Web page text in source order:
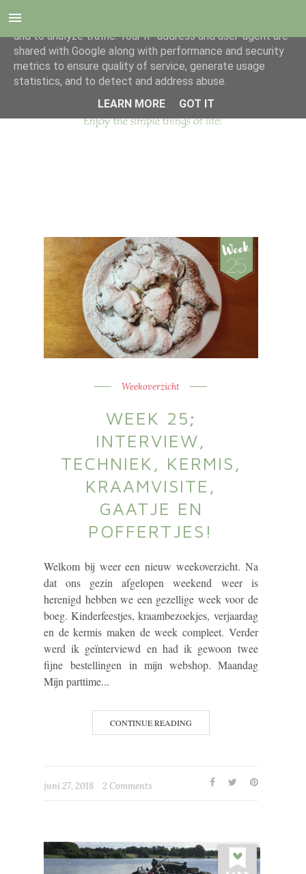
Weekoverzicht
WEEK 25;
INTERVIEW,
TECHNIEK, KERMIS,
KRAAMVISITE,
GAATJE EN
POFFERTJES!
Welkom bij weer een nieuw weekoverzicht. Na
dat ons gezin afgelopen weekend weer is
herenigd hebben we een gezellige week voor de
boeg. Kinderfeestjes, kraambezoekjes, verjaardag
en de kermis maken de week compleet. Verder
werd ik geïnterviewd en had ik gewoon twee
fijne bestellingen in mijn webshop. Maandag
Mijn parttime...
CONTINUE READING
juni 27, 2018 2 Comments
This site uses cookies from Google to deliver its services
and to analyze traffic. Your IP address and user-agent are
shared with Google along with performance and security
metrics to ensure quality of service, generate usage
statistics, and to detect and address abuse.
LEARN MORE
GOT IT